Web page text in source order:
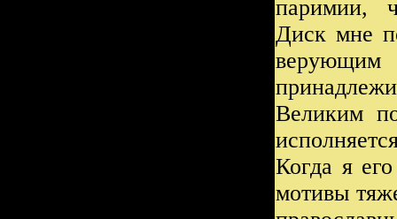
паримии,
Диск мне
Великим
Когда я
мотивы